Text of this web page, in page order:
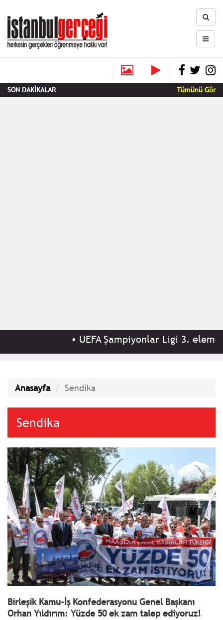
SON DAKİKALAR Tümünü Gör
UEFA Şampiyonlar Ligi 3. eleme turu
Anasayfa Sendika
Sendika
Birleşik Kamu-İş Konfederasyonu Genel Başkanı
Orhan Yıldırım: Yüzde 50 ek zam talep ediyoruz!